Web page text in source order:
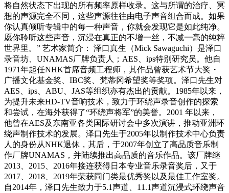
将自然状态下出现的所有频率原样收录。这与所谓的治疗、冥
想的声源完全不同，这些声源往往由电子声音组合而成。如果
你认真倾听专辑中的每一种声音，你就会发现它是如此纯净。
愿你聆听这些声音，沉浸在真正的不增一丝，不减一毫的纯粹
世界里。” 艺术家简介： 泽口真生（Mick Sawaguchi）是泽口
录音坊、UNAMAS厂牌负责人；AES、ips特别研究员。他自
1971年起任NHK首席音频工程师，其作品曾获艺术节大奖・
广播文化基金奖、IBC奖、梵蒂冈希望奖等奖项。泽口先生对
AES、ips、ABU、JAS等组织亦有杰出的贡献。1985年以来，
为提升未来HD-TV音响技术，致力于环绕声录音创作的探索
和尝试，在海外获得了“环绕声将军”的美誉。2001 年以来，
他曾在AES及东南亚各类国际研讨会中多次演讲，推动亚洲环
绕声制作技术的发展。泽口先生于2005年以制作技术中心负责
人的身份从NHK退休，其后，于2007年创立了高品质音乐制
作厂牌UNAMAS，并陆续推出高品质的音乐作品。该厂牌继
2013、2015、2016年接连获得日本专业音乐录音奖后，又于
2017、2018、2019年荣获同门类最优秀奖以及最佳工作室奖。
自2014年，泽口先生致力于5.1声道、11.1声道沉浸式环绕声音